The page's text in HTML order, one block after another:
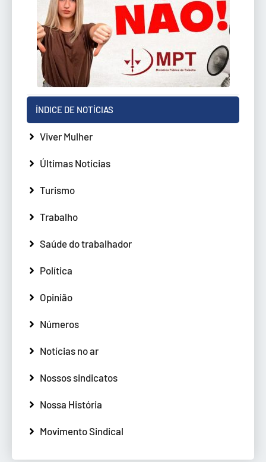
ÍNDICE DE NOTÍCIAS
Viver Mulher
Últimas Notícias
Turismo
Trabalho
Saúde do trabalhador
Política
Opinião
Números
Notícias no ar
Nossos sindicatos
Nossa História
Movimento Sindical